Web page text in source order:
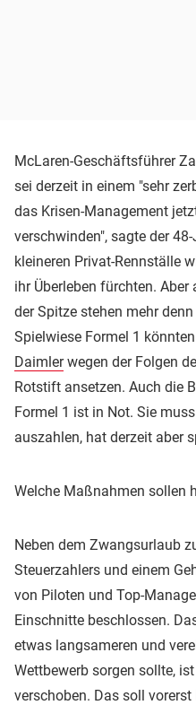
McLaren-Geschäftsführer
sei derzeit in einem "sehr
das Krisen-Management
verschwinden", sagte der
kleineren Privat-Rennställe
ihr Überleben fürchten.
der Spitze stehen mehr
Spielwiese Formel 1
Daimlerwegen der Folgen
Rotstift ansetzen. Auch die
Formel 1 ist in Not. Sie
auszahlen, hat derzeit aber
Welche Maßnahmen sollen
Neben dem Zwangsurlaub
Steuerzahlers und einem
von Piloten und Top-
Einschnitte beschlossen.
etwas langsameren und
Wettbewerb sorgen sollte,
verschoben. Das soll